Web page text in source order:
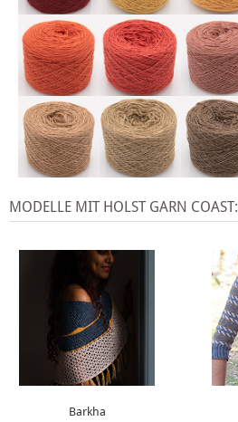
MODELLE MIT HOLST GARN COAST:
Barkha